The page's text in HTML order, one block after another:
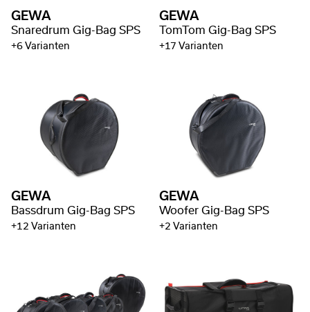
GEWA
Snaredrum Gig-Bag SPS
+6 Varianten
GEWA
TomTom Gig-Bag SPS
+17 Varianten
GEWA
Bassdrum Gig-Bag SPS
+12 Varianten
GEWA
Woofer Gig-Bag SPS
+2 Varianten